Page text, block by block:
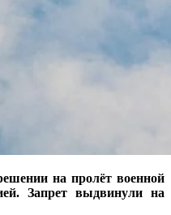
на пролёт военной
Запрет выдвинули на